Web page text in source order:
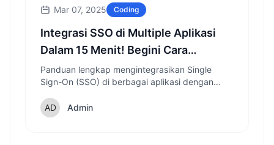
Mar 07, 2025 Coding
Integrasi SSO di Multiple Aplikasi
Dalam 15 Menit! Begini Cara
Mudahnya
Panduan lengkap mengintegrasikan Single
Sign-On (SSO) di berbagai aplikasi dengan
dan tips keamanan.
Admin